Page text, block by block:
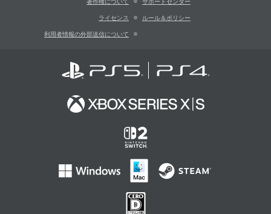
著作権について サポートセンター
ライセンス ルール＆ポリシー
利用者情報の外部送信について